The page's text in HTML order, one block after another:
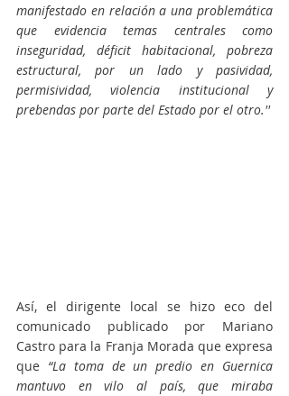
manifestado en relación a una problemática
que evidencia temas centrales como
inseguridad, déficit habitacional, pobreza
estructural, por un lado y pasividad,
permisividad, violencia institucional y
prebendas por parte del Estado por el otro.''
Así, el dirigente local se hizo eco del
comunicado publicado por Mariano
Castro para la Franja Morada que expresa
que “La toma de un predio en Guernica
mantuvo en vilo al país, que miraba